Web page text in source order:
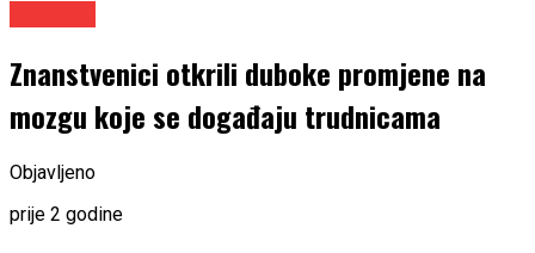
Znanstvenici otkrili duboke promjene na
mozgu koje se događaju trudnicama
Objavljeno
prije 2 godine